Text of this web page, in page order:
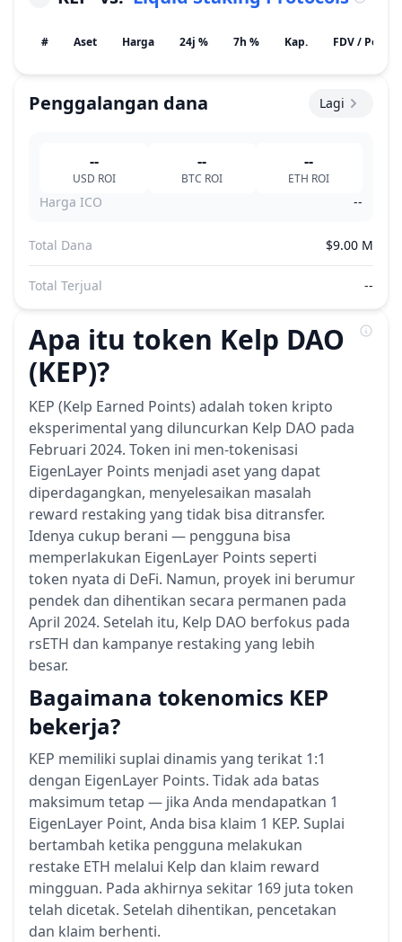
# Aset Harga 24j % 7h % Kap. FDV /
Penggalangan dana Lagi
--
USD ROI
--
BTC ROI
--
ETH ROI
Harga ICO --
Total Dana $9.00 M
Total Terjual --
Apa itu token Kelp DAO
(KEP)?
KEP (Kelp Earned Points) adalah token kripto
eksperimental yang diluncurkan Kelp DAO pada
Februari 2024. Token ini men-tokenisasi
EigenLayer Points menjadi aset yang dapat
diperdagangkan, menyelesaikan masalah
reward restaking yang tidak bisa ditransfer.
Idenya cukup berani — pengguna bisa
memperlakukan EigenLayer Points seperti
token nyata di DeFi. Namun, proyek ini berumur
pendek dan dihentikan secara permanen pada
April 2024. Setelah itu, Kelp DAO berfokus pada
rsETH dan kampanye restaking yang lebih
besar.
Bagaimana tokenomics KEP
bekerja?
KEP memiliki suplai dinamis yang terikat 1:1
dengan EigenLayer Points. Tidak ada batas
maksimum tetap — jika Anda mendapatkan 1
EigenLayer Point, Anda bisa klaim 1 KEP. Suplai
bertambah ketika pengguna melakukan
restake ETH melalui Kelp dan klaim reward
mingguan. Pada akhirnya sekitar 169 juta token
telah dicetak. Setelah dihentikan, pencetakan
dan klaim berhenti.